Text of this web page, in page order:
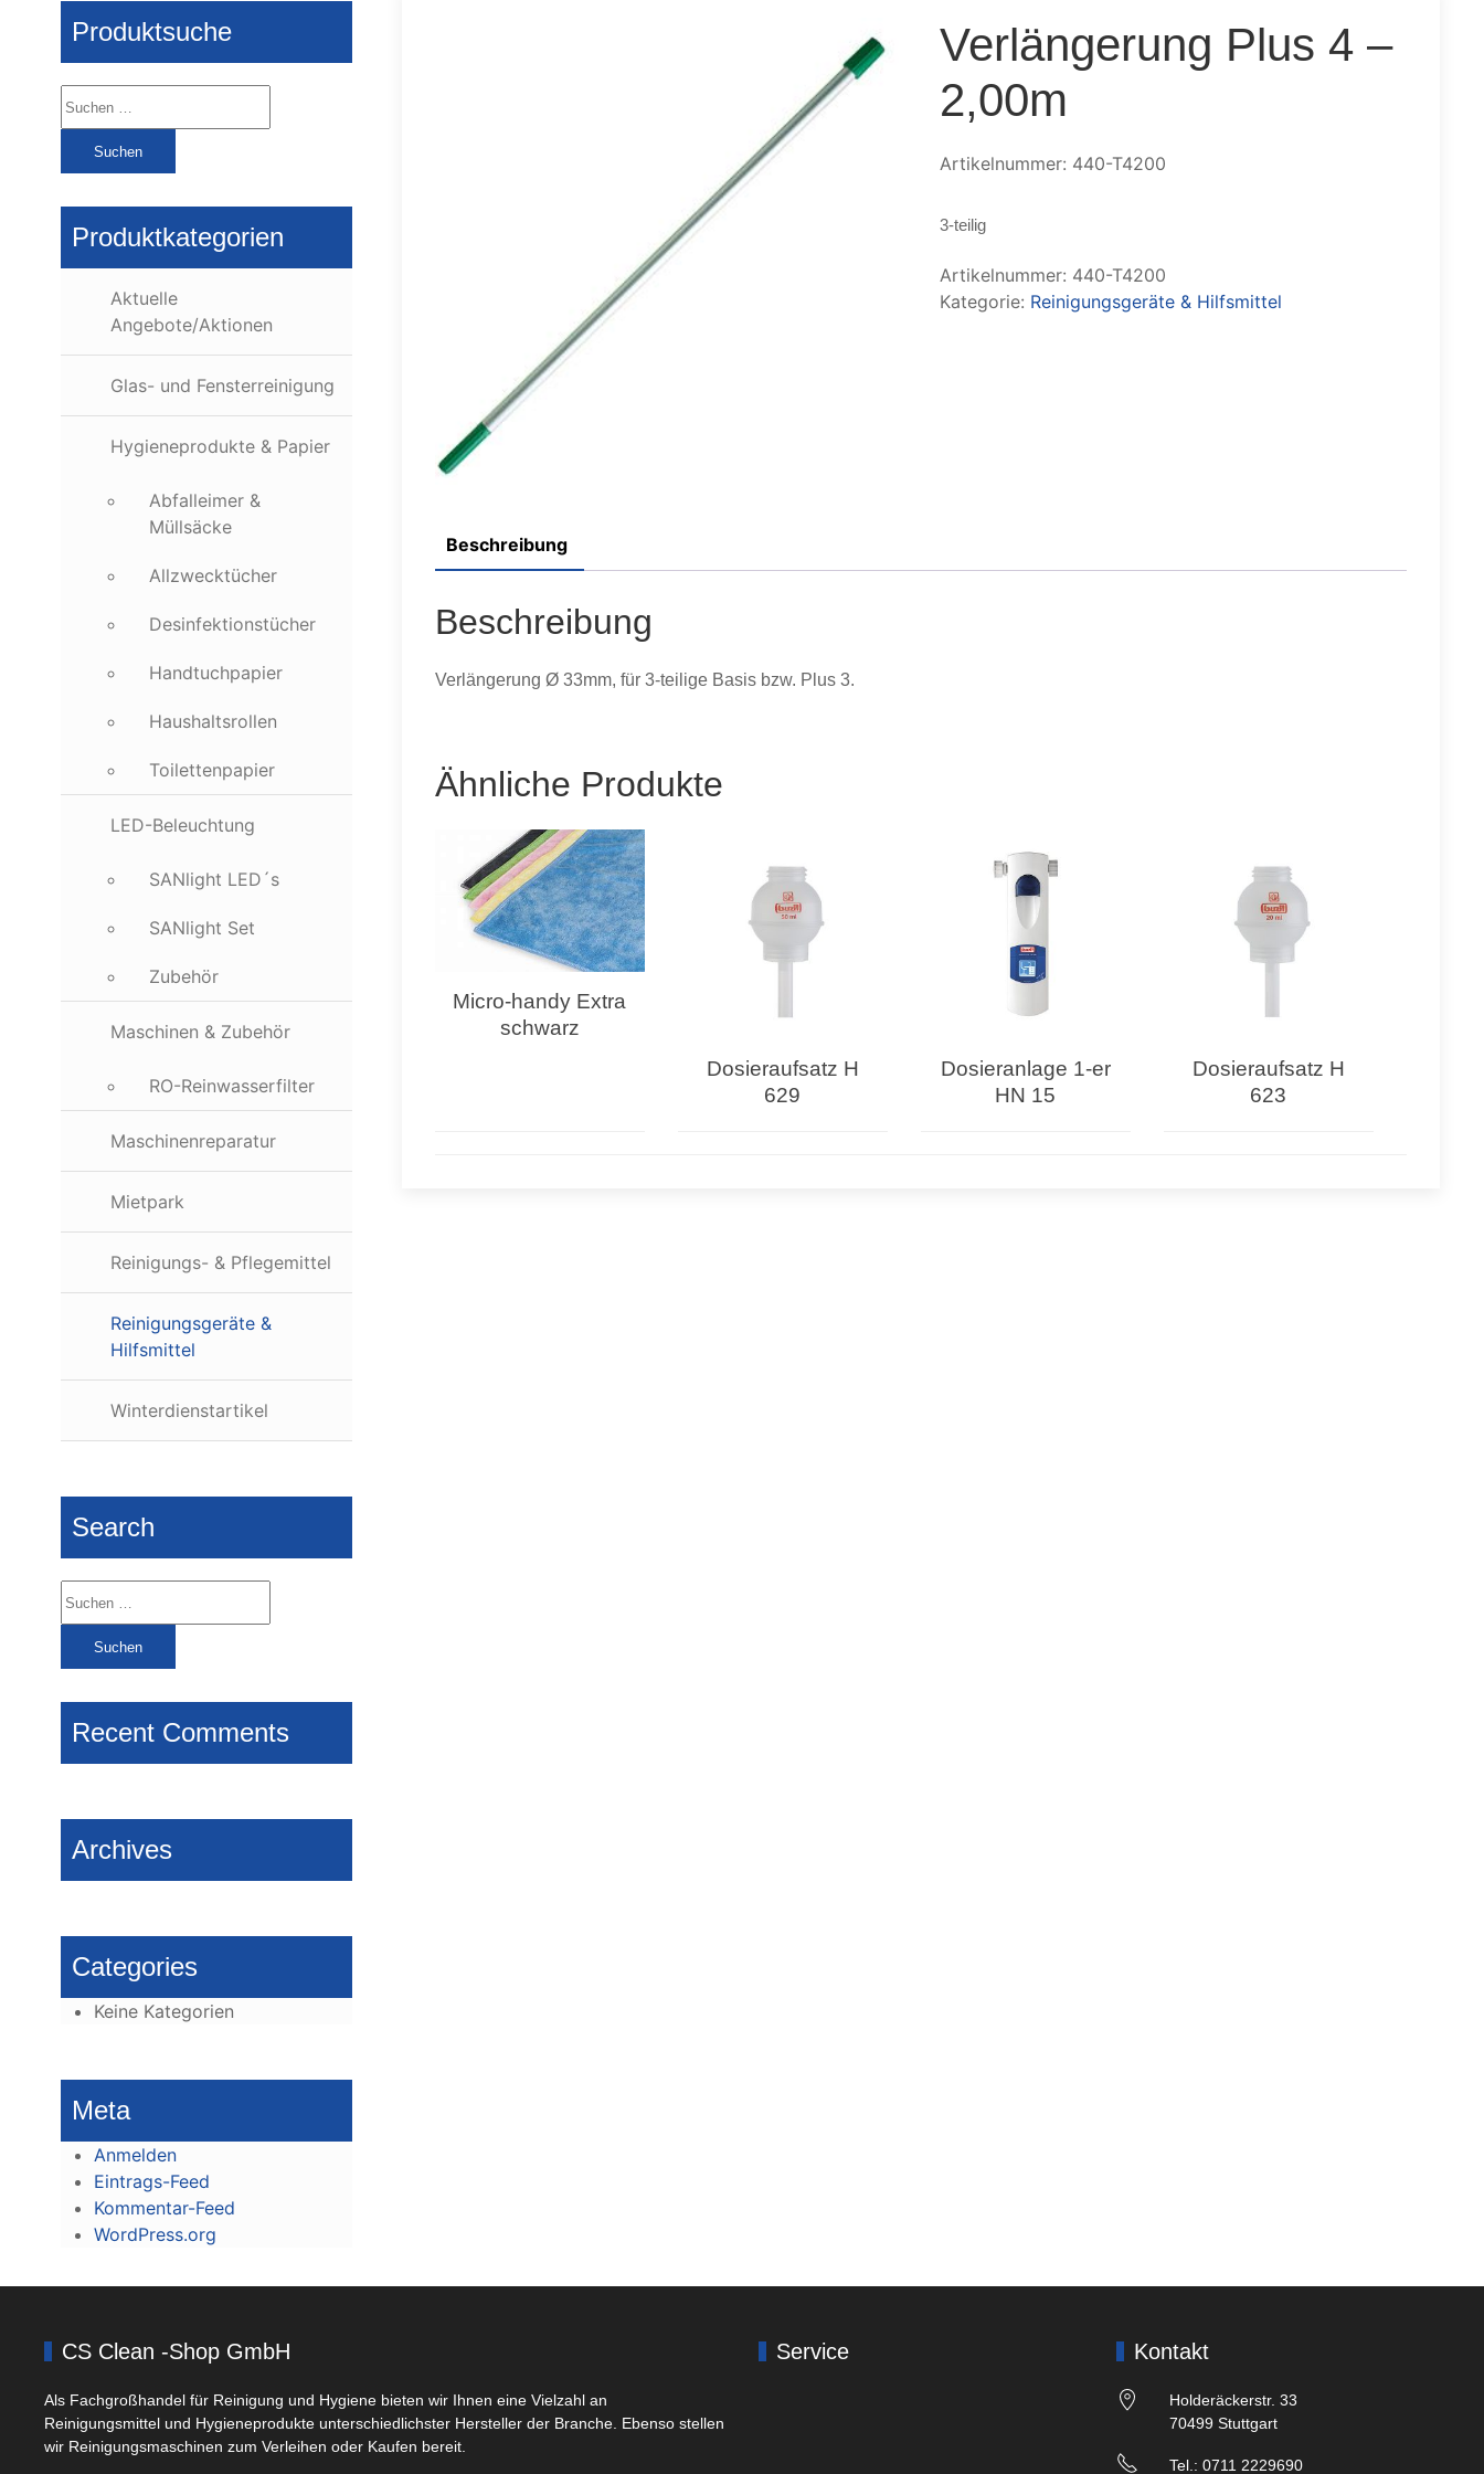
Produktsuche
Suchen
nach:
Produktkategorien
Aktuelle
Angebote/Aktionen
Glas- und Fensterreinigung
Hygieneprodukte & Papier
Abfalleimer &
Müllsäcke
Allzwecktücher
Desinfektionstücher
Handtuchpapier
Haushaltsrollen
Toilettenpapier
LED-Beleuchtung
SANlight LED´s
SANlight Set
Zubehör
Maschinen & Zubehör
RO-Reinwasserfilter
Maschinenreparatur
Mietpark
Reinigungs- & Pflegemittel
Reinigungsgeräte &
Hilfsmittel
Winterdienstartikel
Search
Suchen
nach:
Recent Comments
Archives
Categories
Keine Kategorien
Meta
Anmelden
Eintrags-Feed
Kommentar-Feed
WordPress.org
Verlängerung Plus 4 –
2,00m
Artikelnummer: 440-T4200
3-teilig
Artikelnummer: 440-T4200
Kategorie: Reinigungsgeräte & Hilfsmittel
Beschreibung
Beschreibung
Verlängerung Ø 33mm, für 3-teilige Basis bzw. Plus 3.
Ähnliche Produkte
Micro-handy Extra
schwarz
Dosieraufsatz H
629
Dosieranlage 1-er
HN 15
Dosieraufsatz H
623
CS Clean -Shop GmbH
Als Fachgroßhandel für Reinigung und Hygiene bieten wir Ihnen eine Vielzahl an
Reinigungsmittel und Hygieneprodukte unterschiedlichster Hersteller der Branche. Ebenso stellen
wir Reinigungsmaschinen zum Verleihen oder Kaufen bereit.
Service Kontakt
Holderäckerstr. 33
70499 Stuttgart
Tel.: 0711 2229690